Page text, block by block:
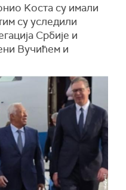
Kоста су имали
су уследили
Србије и
Вучићем и